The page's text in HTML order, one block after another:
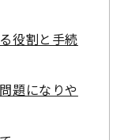
役割と手続
題になりや